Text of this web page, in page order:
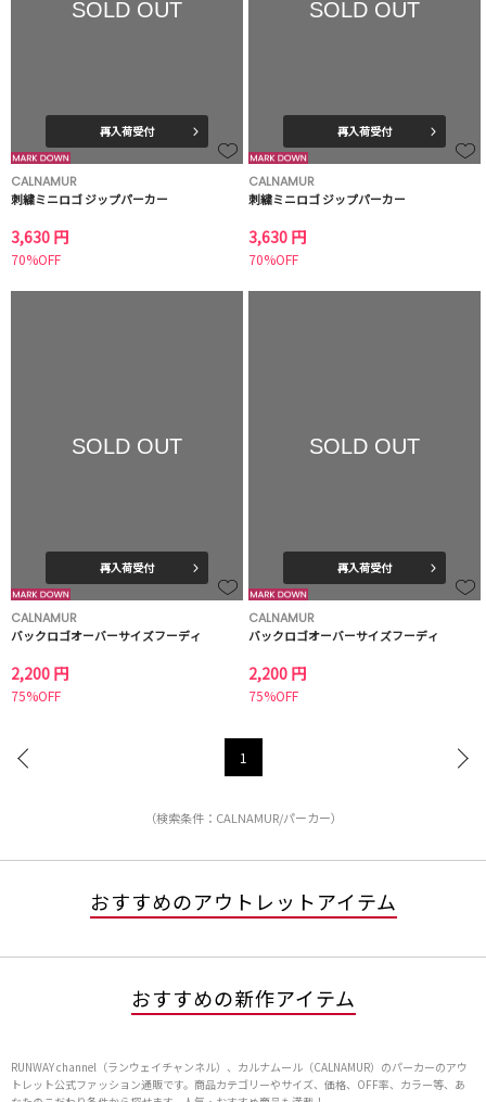
SOLD OUT
再入荷受付
CALNAMUR
刺繍ミニロゴ ジップパーカー
3,630 円
70%OFF
SOLD OUT
再入荷受付
CALNAMUR
刺繍ミニロゴ ジップパーカー
3,630 円
70%OFF
SOLD OUT
再入荷受付
CALNAMUR
バックロゴオーバーサイズフーディ
2,200 円
75%OFF
SOLD OUT
再入荷受付
CALNAMUR
バックロゴオーバーサイズフーディ
2,200 円
75%OFF
1
（検索条件：CALNAMUR/パーカー）
おすすめのアウトレットアイテム
おすすめの新作アイテム
RUNWAY channel（ランウェイチャンネル）、カルナムール（CALNAMUR）のパーカーのアウ
トレット公式ファッション通販です。商品カテゴリーやサイズ、価格、OFF率、カラー等、あ